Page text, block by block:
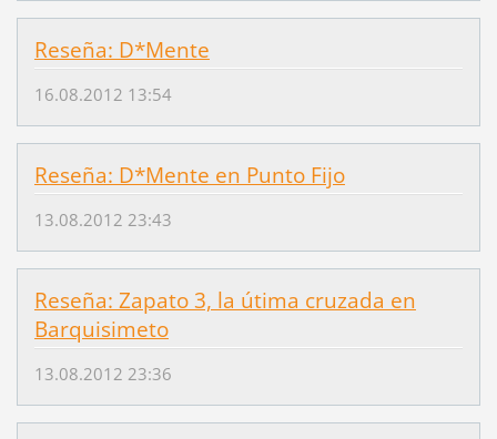
Reseña: D*Mente
16.08.2012 13:54
Reseña: D*Mente en Punto Fijo
13.08.2012 23:43
Reseña: Zapato 3, la útima cruzada en
Barquisimeto
13.08.2012 23:36